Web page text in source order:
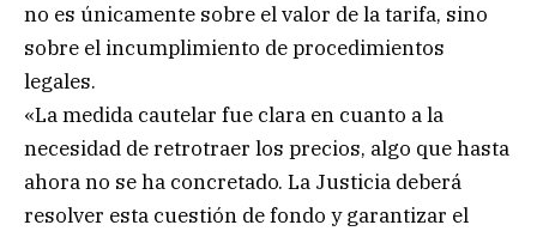
no es únicamente sobre el valor de la tarifa, sino
sobre el incumplimiento de procedimientos
legales.
«La medida cautelar fue clara en cuanto a la
necesidad de retrotraer los precios, algo que hasta
ahora no se ha concretado. La Justicia deberá
resolver esta cuestión de fondo y garantizar el